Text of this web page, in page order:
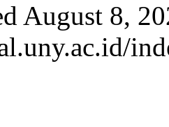
August 8,